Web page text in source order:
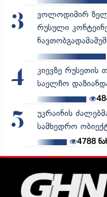
3
ვოლოდიმირ
რუსული
4
კიევზე რუსეთის
საელჩო
5
უკრაინის
სამხედრო
4788